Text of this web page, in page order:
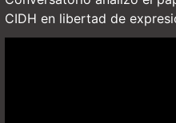
CIDH en libertad de